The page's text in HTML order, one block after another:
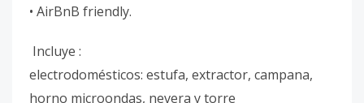
• AirBnB friendly.
Incluye :
electrodomésticos: estufa, extractor, campana,
horno microondas, nevera y torre